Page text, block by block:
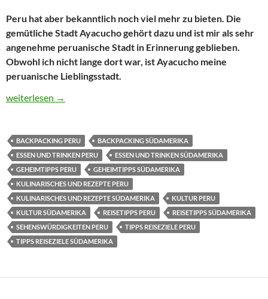
Peru hat aber bekanntlich noch viel mehr zu bieten. Die
gemütliche Stadt Ayacucho gehört dazu und ist mir als sehr
angenehme peruanische Stadt in Erinnerung geblieben.
Obwohl ich nicht lange dort war, ist Ayacucho meine
peruanische Lieblingsstadt.
Reisetipp Peru: Ayacucho – Stadt der 33 Kirchen, die Wari-
weiterlesen →
BACKPACKING PERU
BACKPACKING SÜDAMERIKA
ESSEN UND TRINKEN PERU
ESSEN UND TRINKEN SÜDAMERIKA
GEHEIMTIPPS PERU
GEHEIMTIPPS SÜDAMERIKA
KULINARISCHES UND REZEPTE PERU
KULINARISCHES UND REZEPTE SÜDAMERIKA
KULTUR PERU
KULTUR SÜDAMERIKA
REISETIPPS PERU
REISETIPPS SÜDAMERIKA
SEHENSWÜRDIGKEITEN PERU
TIPPS REISEZIELE PERU
TIPPS REISEZIELE SÜDAMERIKA